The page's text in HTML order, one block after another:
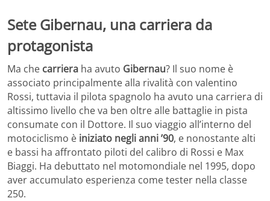
Sete Gibernau, una carriera da
protagonista
Ma che carriera ha avuto Gibernau? Il suo nome è
associato principalmente alla rivalità con valentino
Rossi, tuttavia il pilota spagnolo ha avuto una carriera di
altissimo livello che va ben oltre alle battaglie in pista
consumate con il Dottore. Il suo viaggio all’interno del
motociclismo è iniziato negli anni ’90, e nonostante alti
e bassi ha affrontato piloti del calibro di Rossi e Max
Biaggi. Ha debuttato nel motomondiale nel 1995, dopo
aver accumulato esperienza come tester nella classe
250.